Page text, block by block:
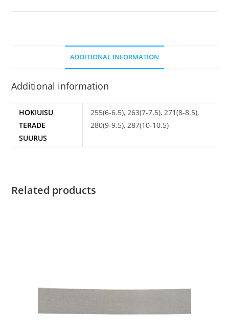
ADDITIONAL INFORMATION
Additional information
HOKIUISU
TERADE
SUURUS
255(6-6.5), 263(7-7.5), 271(8-8.5),
280(9-9.5), 287(10-10.5)
Related products